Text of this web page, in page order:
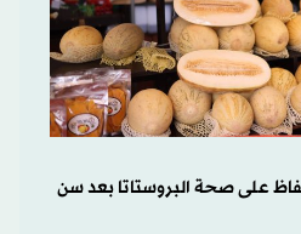
على صحة البروستاتا بعد سن